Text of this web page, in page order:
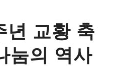
년 교황 축
눔의 역사